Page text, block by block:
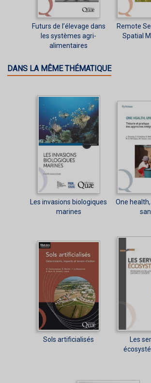
Futurs de l’élevage dans
les systèmes agri-
alimentaires
Remote
Spatial
DANS LA MÊME THÉMATIQUE
Les invasions biologiques
marines
One
Sols artificialisés
Les